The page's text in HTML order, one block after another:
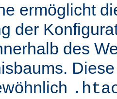
ermöglicht
der
des